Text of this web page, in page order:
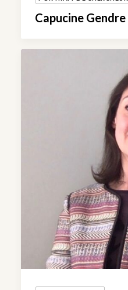
Capucine Gendre